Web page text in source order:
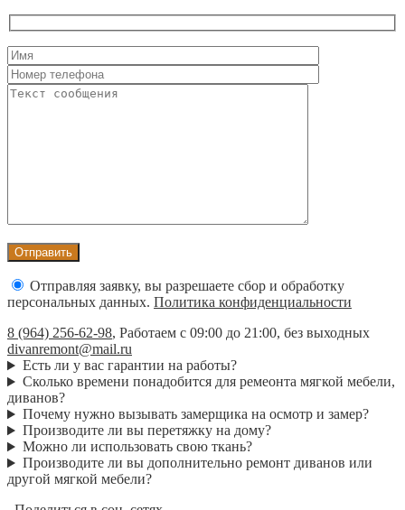
Отправляя заявку, вы разрешаете сбор и обработку
персональных данных. Политика конфиденциальности
8 (964) 256-62-98, Работаем с 09:00 до 21:00, без выходных
divanremont@mail.ru
Есть ли у вас гарантии на работы?
Сколько времени понадобится для ремеонта мягкой мебели,
диванов?
Почему нужно вызывать замерщика на осмотр и замер?
Производите ли вы перетяжку на дому?
Можно ли использовать свою ткань?
Производите ли вы дополнительно ремонт диванов или
другой мягкой мебели?